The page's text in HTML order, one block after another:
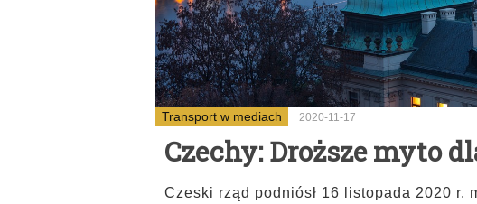
Transport w mediach 2020-11-17
Czechy: Droższe myto
Czeski rząd podniósł 16 listopada 2020 r.